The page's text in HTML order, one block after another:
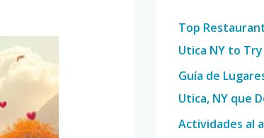
f
o
r
:
Top
Utica NY to
Guía de
Utica, NY que
Actividades al